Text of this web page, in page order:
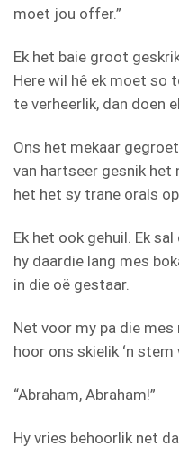
moet jou offer.”
Ek het baie groot
Here wil hê ek moet so
te verheerlik, dan doen
Ons het mekaar
van hartseer gesnik het
het het sy trane orals op
Ek het ook gehuil. Ek
hy daardie lang mes
in die oë gestaar.
Net voor my pa die
hoor ons skielik ‘n
“Abraham, Abraham!”
Hy vries behoorlik net